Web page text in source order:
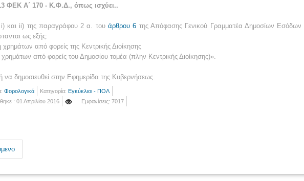
ΦΕΚ Α΄ 170 - Κ.Φ.Δ., όπως ισχύει..
i) και ii) της παραγράφου 2 α. τουάρθρου 6 της Απόφασης Γενικού Γραμματέα Δημοσίων Εσόδων
ως εξής:
χρημάτων από φορείς της Κεντρικής Διοίκησης
χρημάτων από φορείς του Δημοσίου τομέα (πλην Κεντρικής Διοίκησης)».
δημοσιευθεί στην Εφημερίδα της Κυβερνήσεως.
Φορολογικά Κατηγορία: Εγκύκλιοι - ΠΟΛ
: 01 Απριλίου 2016
Εμφανίσεις: 7017